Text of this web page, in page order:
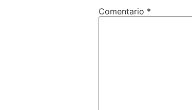
Comentario *